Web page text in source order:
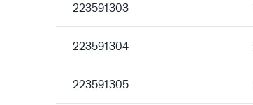
223591303
223591304
223591305